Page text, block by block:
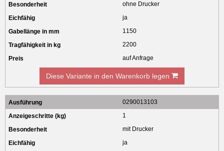
ohne Drucker
ja
1150
2200
auf Anfrage
Diese Variante in den Warenkorb legen
0290013103
1
mit Drucker
ja